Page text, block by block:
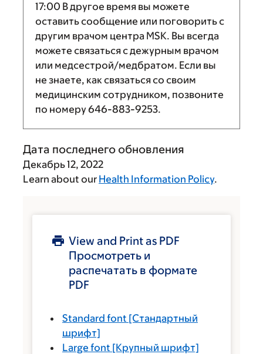
17:00 В другое время вы можете
оставить сообщение или поговорить с
другим врачом центра MSK. Вы всегда
можете связаться с дежурным врачом
или медсестрой/медбратом. Если вы
не знаете, как связаться со своим
медицинским сотрудником, позвоните
по номеру646-883-9253.
Дата последнего обновления
Декабрь 12, 2022
Learn about our Health Information Policy.
View and Print as PDF
Просмотреть и
распечатать в формате
PDF
Standard font [Стандартный
шрифт]
Large font [Крупный шрифт]